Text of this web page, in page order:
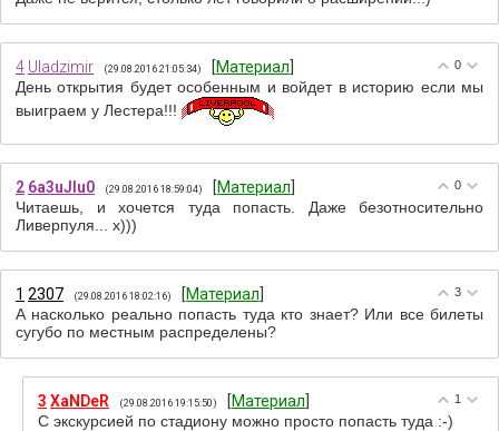
0
4 Uladzimir (29.08.2016 21:05:34) [Материал
День открытия будет особенным и войдет в историю если мы
выиграем у Лестера!!!
0
2 6a3uJIu0 (29.08.2016 18:59:04) [Материал
Читаешь, и хочется туда попасть. Даже безотносительно
Ливерпуля... х)))
3
1 2307 (29.08.2016 18:02:16) [Материал
А насколько реально попасть туда кто знает? Или все билеты
сугубо по местным распределены?
1
3 XaNDeR (29.08.2016 19:15:50) [Материал
С экскурсией по стадиону можно просто попасть туда :-)